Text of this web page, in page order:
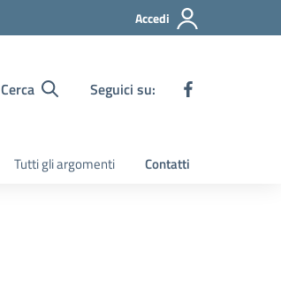
Accedi
Cerca Seguici su:
Tutti gli argomenti Contatti